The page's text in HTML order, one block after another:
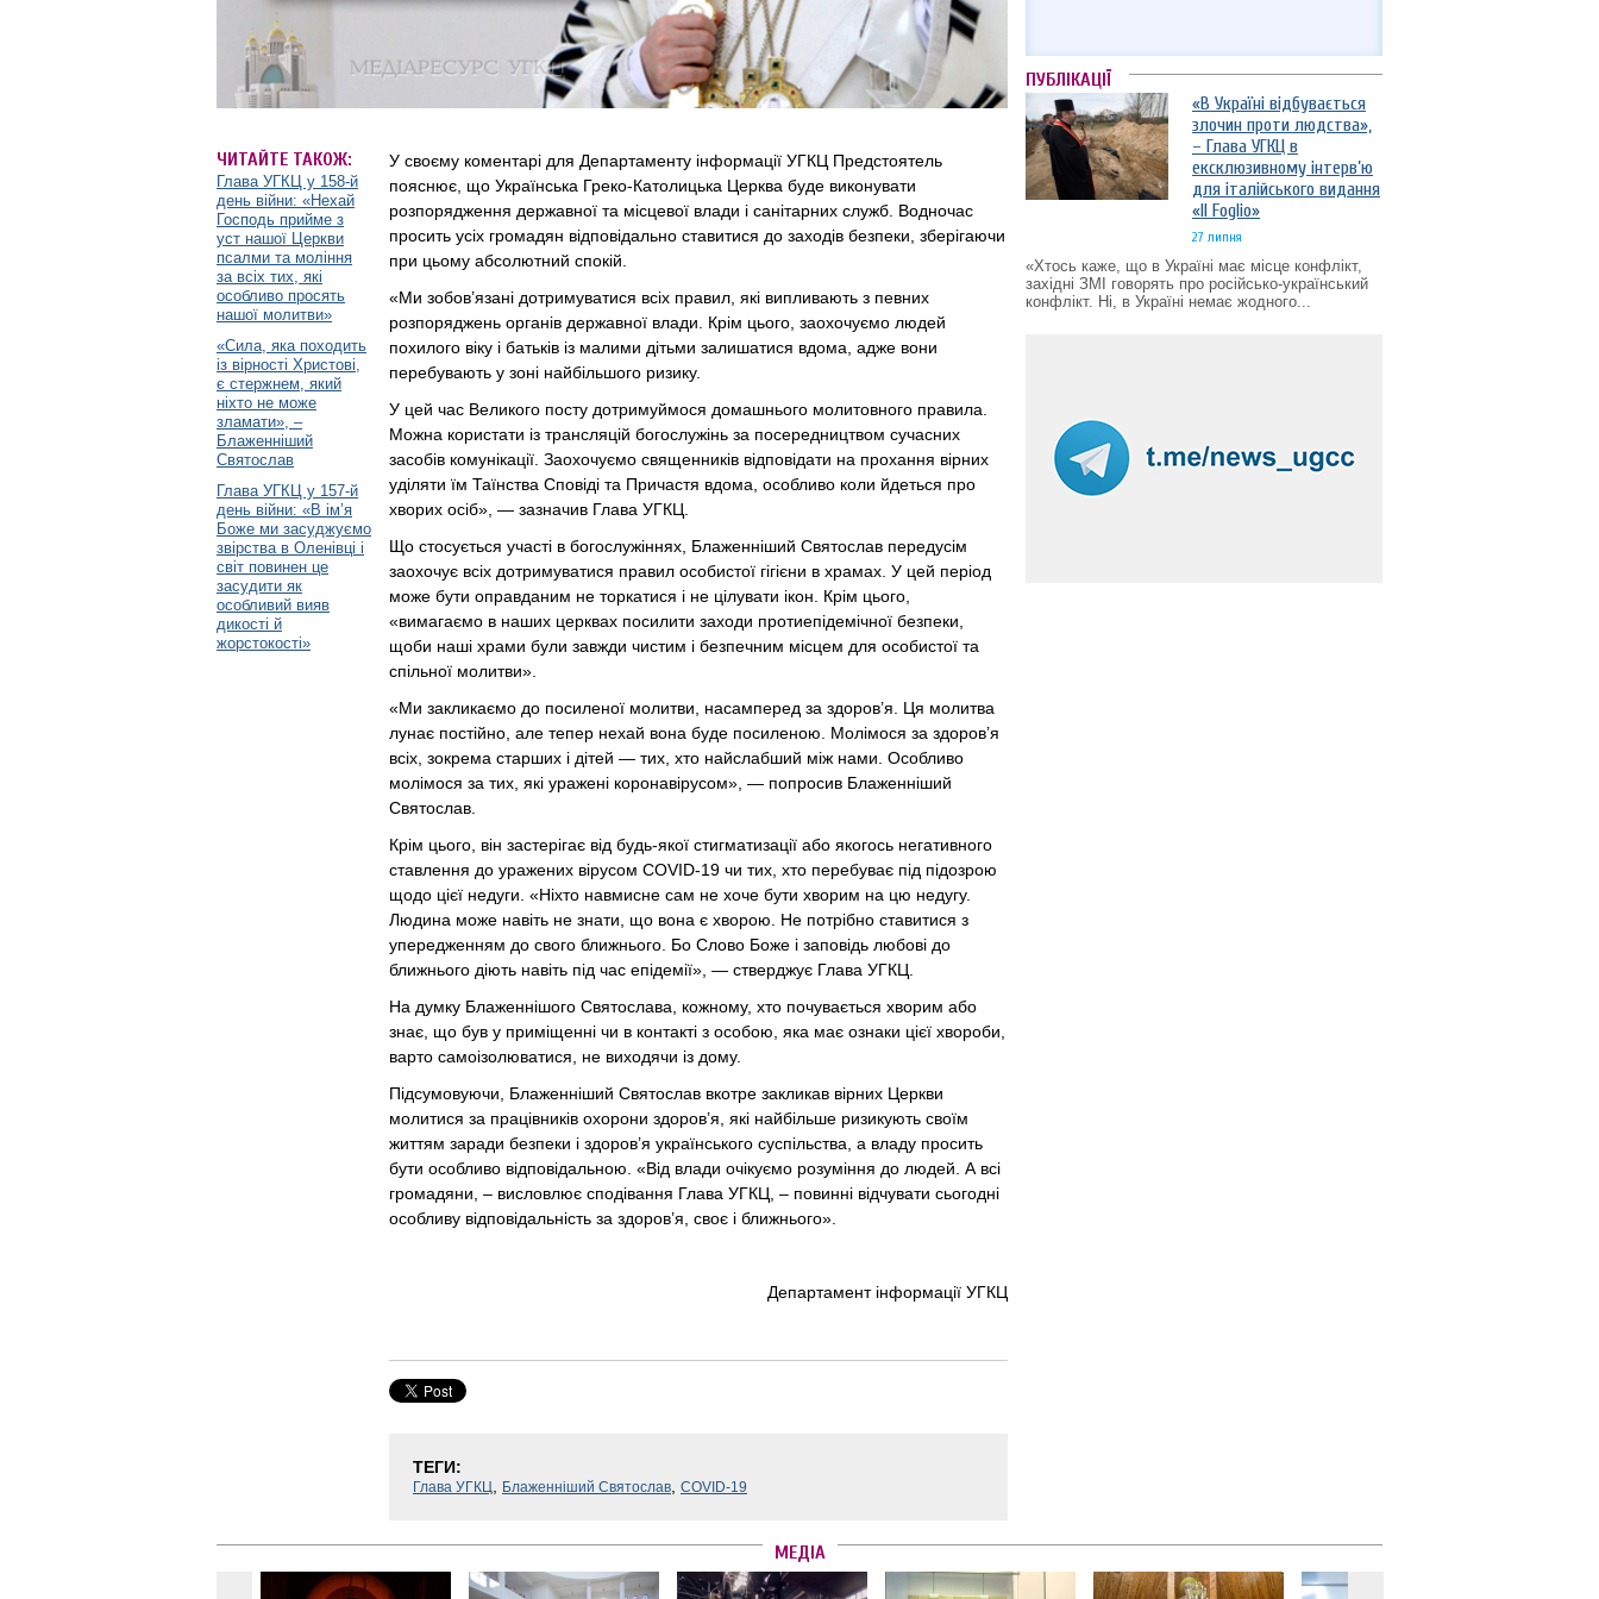
ЧИТАЙТЕ ТАКОЖ:
Глава УГКЦ у 158-й
день війни: «Нехай
Господь прийме з
уст нашої Церкви
псалми та моління
за всіх тих, які
особливо просять
нашої молитви»
«Сила, яка походить
із вірності Христові,
є стержнем, який
ніхто не може
зламати», –
Блаженніший
Святослав
Глава УГКЦ у 157-й
день війни: «В ім’я
Боже ми засуджуємо
звірства в Оленівці і
світ повинен це
засудити як
особливий вияв
дикості й
жорстокості»
У своєму коментарі для Департаменту інформації УГКЦ Предстоятель
пояснює, що Українська Греко-Католицька Церква буде виконувати
розпорядження державної та місцевої влади і санітарних служб. Водночас
просить усіх громадян відповідально ставитися до заходів безпеки, зберігаючи
при цьому абсолютний спокій.
«Ми зобов’язані дотримуватися всіх правил, які випливають з певних
розпоряджень органів державної влади. Крім цього, заохочуємо людей
похилого віку і батьків із малими дітьми залишатися вдома, адже вони
перебувають у зоні найбільшого ризику.
У цей час Великого посту дотримуймося домашнього молитовного правила.
Можна користати із трансляцій богослужінь за посередництвом сучасних
засобів комунікації. Заохочуємо священників відповідати на прохання вірних
уділяти їм Таїнства Сповіді та Причастя вдома, особливо коли йдеться про
хворих осіб», — зазначив Глава УГКЦ.
Що стосується участі в богослужіннях, Блаженніший Святослав передусім
заохочує всіх дотримуватися правил особистої гігієни в храмах. У цей період
може бути оправданим не торкатися і не цілувати ікон. Крім цього,
«вимагаємо в наших церквах посилити заходи протиепідемічної безпеки,
щоби наші храми були завжди чистим і безпечним місцем для особистої та
спільної молитви».
«Ми закликаємо до посиленої молитви, насамперед за здоров’я. Ця молитва
лунає постійно, але тепер нехай вона буде посиленою. Молімося за здоров’я
всіх, зокрема старших і дітей — тих, хто найслабший між нами. Особливо
молімося за тих, які уражені коронавірусом», — попросив Блаженніший
Святослав.
Крім цього, він застерігає від будь-якої стигматизації або якогось негативного
ставлення до уражених вірусом COVID-19 чи тих, хто перебуває під підозрою
щодо цієї недуги. «Ніхто навмисне сам не хоче бути хворим на цю недугу.
Людина може навіть не знати, що вона є хворою. Не потрібно ставитися з
упередженням до свого ближнього. Бо Слово Боже і заповідь любові до
ближнього діють навіть під час епідемії», — стверджує Глава УГКЦ.
На думку Блаженнішого Святослава, кожному, хто почувається хворим або
знає, що був у приміщенні чи в контакті з особою, яка має ознаки цієї хвороби,
варто самоізолюватися, не виходячи із дому.
Підсумовуючи, Блаженніший Святослав вкотре закликав вірних Церкви
молитися за працівників охорони здоров’я, які найбільше ризикують своїм
життям заради безпеки і здоров’я українського суспільства, а владу просить
бути особливо відповідальною. «Від влади очікуємо розуміння до людей. А всі
громадяни, – висловлює сподівання Глава УГКЦ, – повинні відчувати сьогодні
особливу відповідальність за здоров’я, своє і ближнього».
Департамент інформації УГКЦ
ТЕГИ:
Глава УГКЦ, Блаженніший Святослав, COVID-19
ПУБЛІКАЦІЇ
«В Україні відбувається
злочин проти людства»,
– Глава УГКЦ в
ексклюзивному інтерв’ю
для італійського видання
«Il Foglio»
27 липня
«Хтось каже, що в Україні має місце конфлікт,
західні ЗМІ говорять про російсько-український
конфлікт. Ні, в Україні немає жодного...
МЕДІА